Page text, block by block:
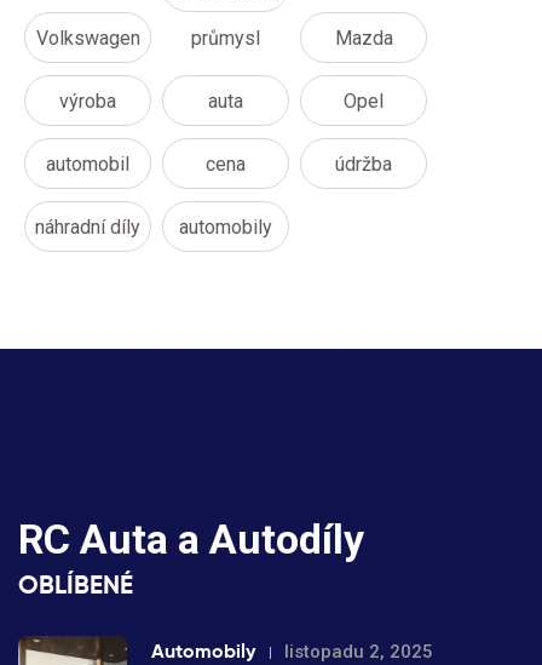
Volkswagen průmysl Mazda
výroba auta Opel
automobil cena údržba
náhradní díly automobily
RC Auta a Autodíly
OBLÍBENÉ
Automobily listopadu 2, 2025